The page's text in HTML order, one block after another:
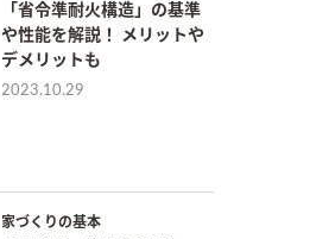
「省令準耐火構造」の基準
や性能を解説！ メリットや
デメリットも
2023.10.29
家づくりの基本